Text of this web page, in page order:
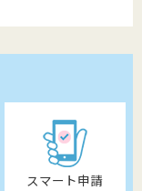
スマート申請